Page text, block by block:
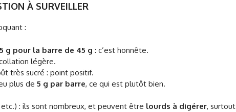
À SURVEILLER
:
g pour la barre de 45 g : c’est honnête.
légère.
très sucré : point positif.
plus de 5 g par barre, ce qui est plutôt bien.
: ils sont nombreux, et peuvent être lourds à digérer, surtout